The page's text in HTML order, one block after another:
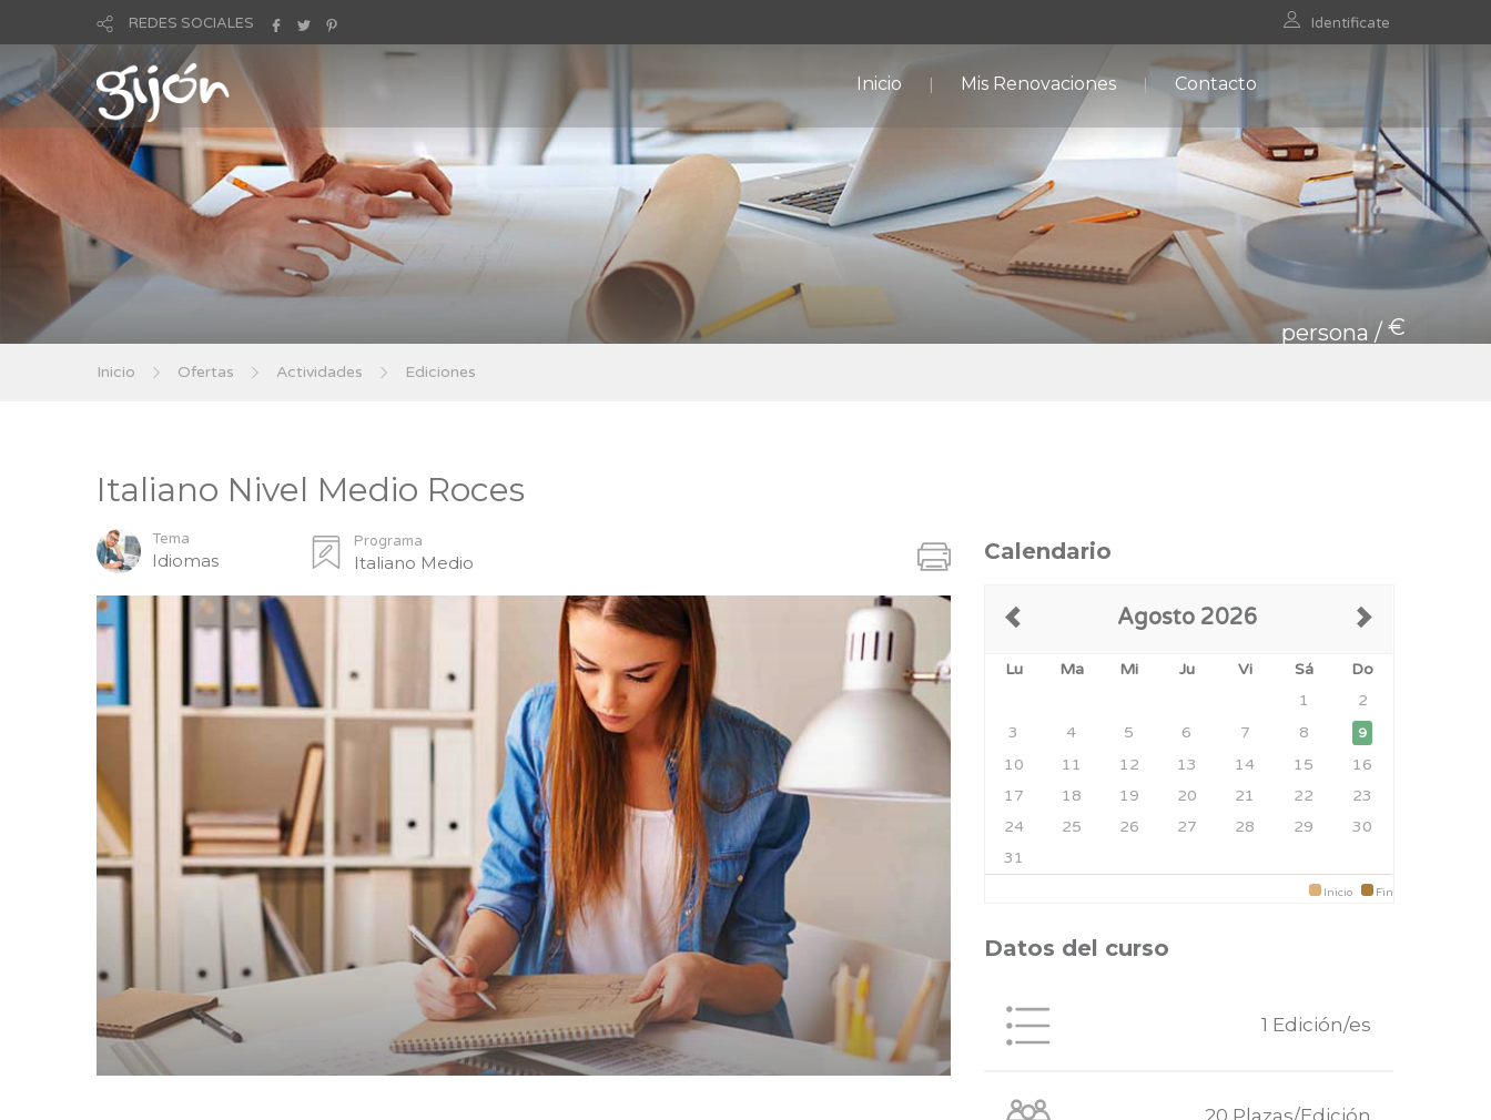
REDES SOCIALES Identificate
Inicio Mis Renovaciones Contacto
persona / €
Inicio Ofertas Actividades Ediciones
Italiano Nivel Medio Roces
Tema
Idiomas
Programa
Italiano Medio Calendario
Agosto 2026
Lu Ma Mi Ju Vi Sá
Do
1
2
3
4 5 6 7 8 9
10 11 12 13 14 15
16
17
18 19 20 21 22
23
24
25 26 27 28 29
30
31
Inicio Fin
Datos del curso
1 Edición/es
20 Plazas/Edición